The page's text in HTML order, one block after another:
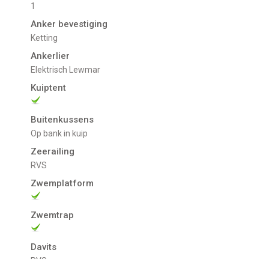
1
Anker bevestiging
Ketting
Ankerlier
Elektrisch Lewmar
Kuiptent
Buitenkussens
Op bank in kuip
Zeerailing
RVS
Zwemplatform
Zwemtrap
Davits